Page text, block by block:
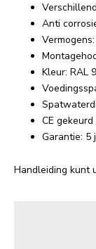
Anti
Kleur: RAL
CE gekeurd
Garantie: 5
Handleiding kunt